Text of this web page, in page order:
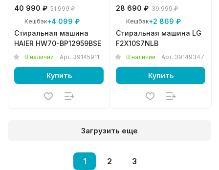
40 990 ₽ 51 999 ₽
Кешбэк+4 099 ₽
Стиральная машина
HAIER HW70-BP12959BSE
В наличии Арт. 39145911
Купить
28 690 ₽ 39 999 ₽
Кешбэк+2 869 ₽
Стиральная машина LG
F2X10S7NLB
В наличии Арт. 39149347
Купить
Загрузить еще
1 2 3